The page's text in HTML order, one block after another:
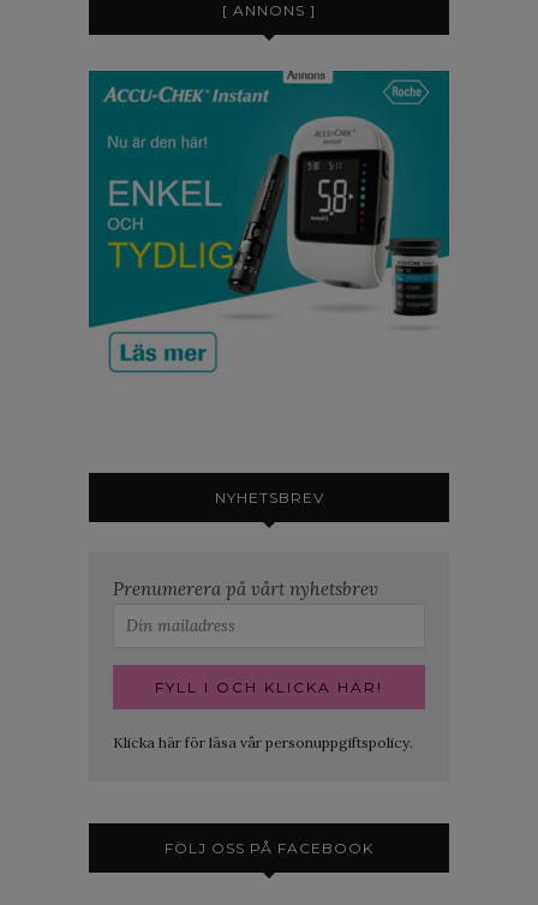
[ ANNONS ]
NYHETSBREV
Prenumerera på vårt nyhetsbrev
Klicka här för läsa vår personuppgiftspolicy.
FÖLJ OSS PÅ FACEBOOK